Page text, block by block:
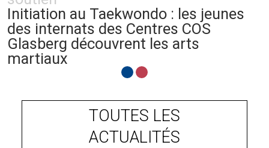
Initiation au Taekwondo : les jeunes
des internats des Centres COS
Glasberg découvrent les arts
martiaux
TOUTES LES
ACTUALITÉS